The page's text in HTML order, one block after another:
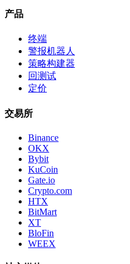
产品
终端
警报机器人
策略构建器
回测试
定价
交易所
Binance
OKX
Bybit
KuCoin
Gate.io
Crypto.com
HTX
BitMart
XT
BloFin
WEEX